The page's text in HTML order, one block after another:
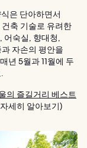
은 단아하면서
축 기술로 유려한
숙실, 향대청,
자손의 평안을
년 5월과 11월에 두
의 즐길거리 베스트
세히 알아보기)